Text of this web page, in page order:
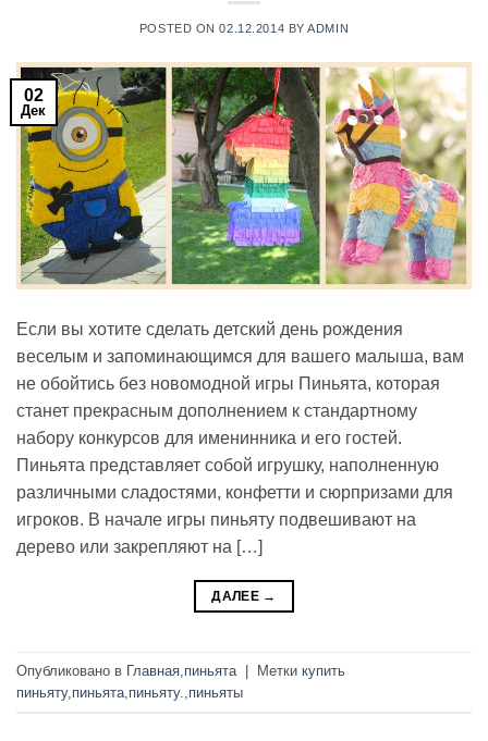
POSTED ON02.12.2014 BYADMIN
02
Дек
Если вы хотите сделать детский день рождения
веселым и запоминающимся для вашего малыша, вам
не обойтись без новомодной игры Пиньята, которая
станет прекрасным дополнением к стандартному
набору конкурсов для именинника и его гостей.
Пиньята представляет собой игрушку, наполненную
различными сладостями, конфетти и сюрпризами для
игроков. В начале игры пиньяту подвешивают на
дерево или закрепляют на […]
ДАЛЕЕ →
Опубликовано в Главная пиньята | Метки купить
пиньяту, пиньята пиньяту. пиньяты